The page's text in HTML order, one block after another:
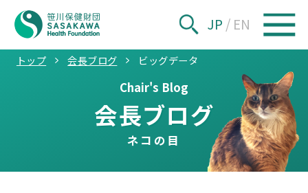
JP / EN
トップ 会長ブログ ビッグデータ
Chair's Blog
会長ブログ
ネコの目